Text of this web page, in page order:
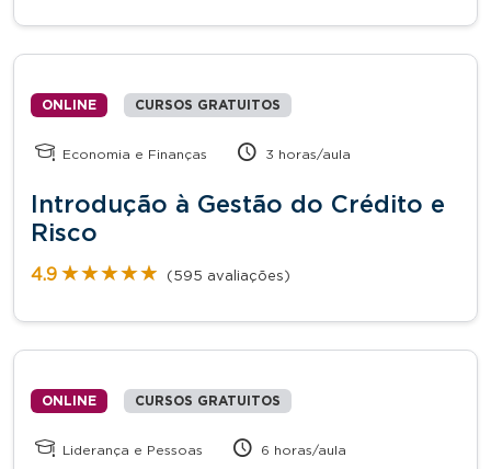
ONLINE CURSOS GRATUITOS
Economia e Finanças 3 horas/aula
Introdução à Gestão do Crédito e
Risco
4.9 ★★★★★
★★★★★ (595 avaliações)
ONLINE CURSOS GRATUITOS
Liderança e Pessoas 6 horas/aula